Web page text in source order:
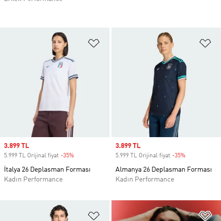
Favori Listesine Ekle
Sale price
3.899 TL
5.999 TL Orijinal fiyat -35%
İtalya 26 Deplasman Forması
Kadın Performance
Sale price
3.899 TL
5.999 TL Orijinal fiyat -35%
Almanya 26 Deplasman Forması
Kadın Performance
Favori Listesine Ekle